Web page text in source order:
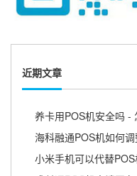
近期文章
养卡用POS机安全吗 -
小米手机可以代替